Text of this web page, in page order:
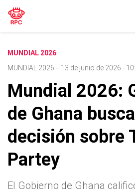
MUNDIAL 2026
MUNDIAL 2026 - 13 de junio de 2026 -
Mundial 2026:
de Ghana
decisión sobre
Partey
El Gobierno de Ghana